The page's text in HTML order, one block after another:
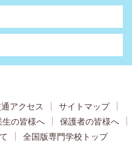
アクセス
サイトマップ
生の皆様へ
保護者の皆様へ
全国版専門学校トップ